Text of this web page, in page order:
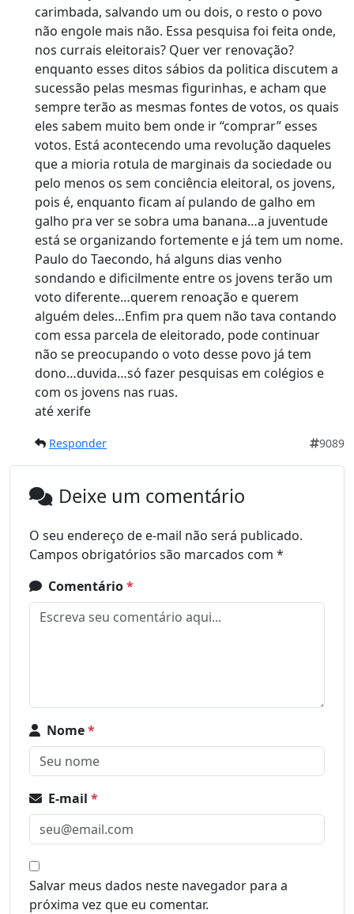
carimbada, salvando um ou dois, o resto o povo
não engole mais não. Essa pesquisa foi feita onde,
nos currais eleitorais? Quer ver renovação?
enquanto esses ditos sábios da politica discutem a
sucessão pelas mesmas figurinhas, e acham que
sempre terão as mesmas fontes de votos, os quais
eles sabem muito bem onde ir “comprar” esses
votos. Está acontecendo uma revolução daqueles
que a mioria rotula de marginais da sociedade ou
pelo menos os sem conciência eleitoral, os jovens,
pois é, enquanto ficam aí pulando de galho em
galho pra ver se sobra uma banana…a juventude
está se organizando fortemente e já tem um nome.
Paulo do Taecondo, há alguns dias venho
sondando e dificilmente entre os jovens terão um
voto diferente…querem renoação e querem
alguém deles…Enfim pra quem não tava contando
com essa parcela de eleitorado, pode continuar
não se preocupando o voto desse povo já tem
dono…duvida…só fazer pesquisas em colégios e
com os jovens nas ruas.
até xerife
Responder 9089
Deixe um comentário
O seu endereço de e-mail não será publicado.
Campos obrigatórios são marcados com *
Comentário*
Nome*
E-mail *
Salvar meus dados neste navegador para a
próxima vez que eu comentar.